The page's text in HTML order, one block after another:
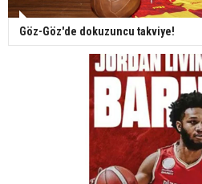
Göz-Göz'de dokuzuncu takviye!